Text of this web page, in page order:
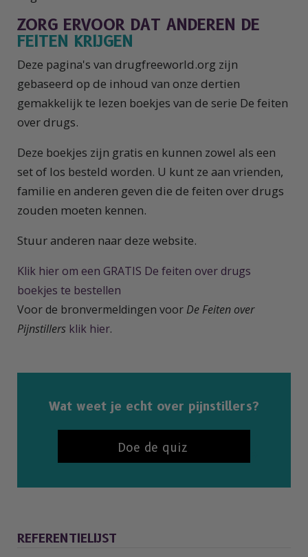
ZORG ERVOOR DAT ANDEREN DE
FEITEN KRIJGEN
Deze pagina's van drugfreeworld.org zijn
gebaseerd op de inhoud van onze dertien
gemakkelijk te lezen boekjes van de serie De feiten
over drugs.
Deze boekjes zijn gratis en kunnen zowel als een
set of los besteld worden. U kunt ze aan vrienden,
familie en anderen geven die de feiten over drugs
zouden moeten kennen.
Stuur anderen naar deze website.
Klik hier om een GRATIS De feiten over drugs
boekjes te bestellen
Voor de bronvermeldingen voor De Feiten over
Pijnstillers klik hier.
Wat weet je echt over pijnstillers?
Doe de quiz
REFERENTIELIJST